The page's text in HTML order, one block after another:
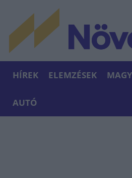
HÍREK ELEMZÉSEK
AUTÓ